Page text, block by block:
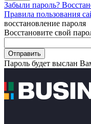
Забыли пароль?
Правила пользования
восстановление пароля
Восстановите свой
Пароль будет выслан